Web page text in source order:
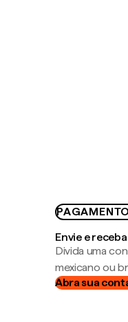
Envie e
Divida uma
mexicano ou
Abra sua